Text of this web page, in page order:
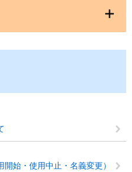
開始・使用中止・名義変更）